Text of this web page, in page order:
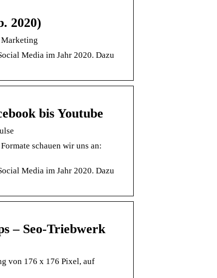
2020)
Media im Jahr 2020. Dazu
bis Youtube
schauen wir uns an:
Media im Jahr 2020. Dazu
– Seo-Triebwerk
von 176 x 176 Pixel, auf